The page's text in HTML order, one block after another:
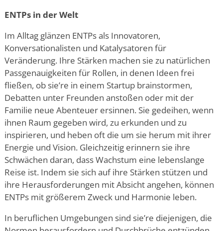
ENTPs in der Welt
Im Alltag glänzen ENTPs als Innovatoren,
Konversationalisten und Katalysatoren für
Veränderung. Ihre Stärken machen sie zu natürlichen
Passgenauigkeiten für Rollen, in denen Ideen frei
fließen, ob sie’re in einem Startup brainstormen,
Debatten unter Freunden anstoßen oder mit der
Familie neue Abenteuer ersinnen. Sie gedeihen, wenn
ihnen Raum gegeben wird, zu erkunden und zu
inspirieren, und heben oft die um sie herum mit ihrer
Energie und Vision. Gleichzeitig erinnern sie ihre
Schwächen daran, dass Wachstum eine lebenslange
Reise ist. Indem sie sich auf ihre Stärken stützen und
ihre Herausforderungen mit Absicht angehen, können
ENTPs mit größerem Zweck und Harmonie leben.
In beruflichen Umgebungen sind sie’re diejenigen, die